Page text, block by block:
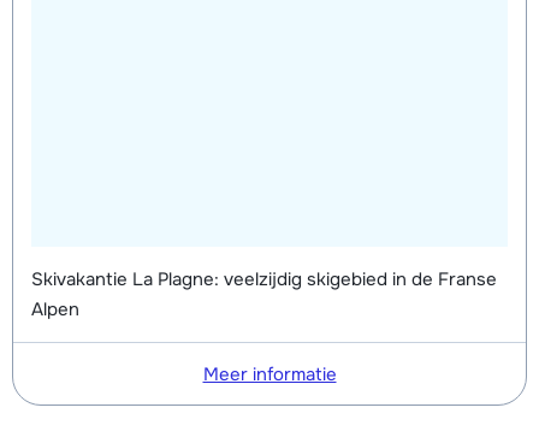
Skivakantie La Plagne: veelzijdig skigebied in de Franse
Alpen
Meer informatie